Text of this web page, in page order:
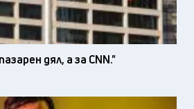
дял, а за CNN."